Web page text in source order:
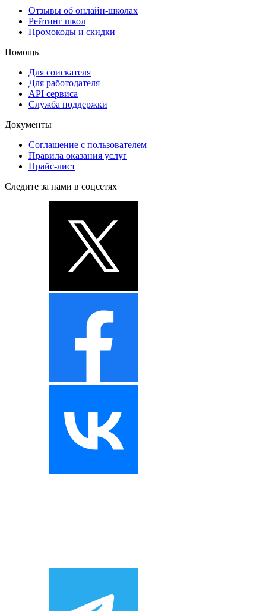
Отзывы об онлайн-школах
Рейтинг школ
Промокоды и скидки
Помощь
Для соискателя
Для работодателя
API сервиса
Служба поддержки
Документы
Соглашение с пользователем
Правила оказания услуг
Прайс-лист
Следите за нами в соцсетях